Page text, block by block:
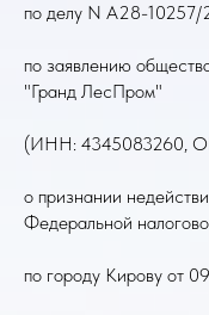
по делу N А28-10257/
по заявлению
"Гранд ЛесПром"
(ИНН: 4345083260,
о признании
Федеральной
по городу Кирову от